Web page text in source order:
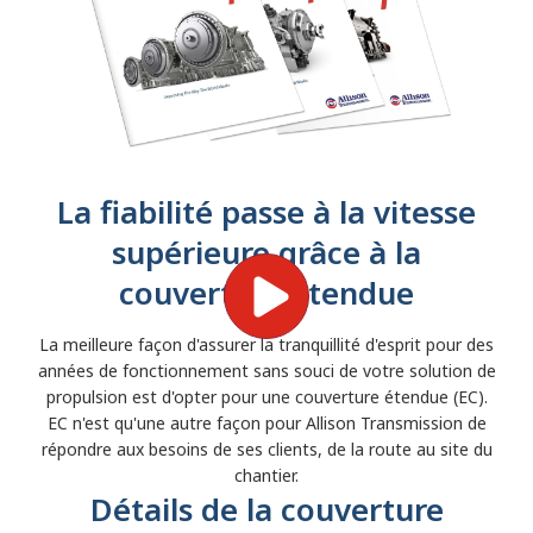
La fiabilité passe à la vitesse
supérieure grâce à la
couverture étendue
La meilleure façon d'assurer la tranquillité d'esprit pour des
années de fonctionnement sans souci de votre solution de
propulsion est d'opter pour une couverture étendue (EC).
EC n'est qu'une autre façon pour Allison Transmission de
répondre aux besoins de ses clients, de la route au site du
chantier.
Détails de la couverture